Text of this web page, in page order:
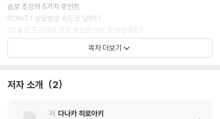
슬로 조깅의 5가지 포인트
POINT 1 싱글벙글 속도로 달린다
Q1 슬로 조깅에서 가장 중요한 것은 무엇일까요?
Q2 조깅 초보자에게는 어느 정도의 속도가 적당할까요?
Q3 슬로 조깅은 왜 지치지 않을까요?
Q2 다리는 어떻게 움직여야 할까요?
Q 학교에서는 턱을 당기고 달리라는 말을 자주 들었는데요.
목차 더보기
저자 소개 2
저 다나카 히로아키